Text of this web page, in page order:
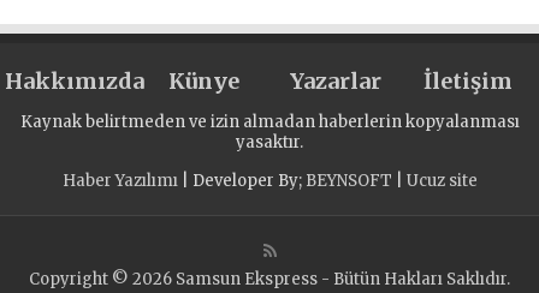
Hakkımızda Künye Yazarlar İletişim
Kaynak belirtmeden ve izin almadan haberlerin kopyalanması
yasaktır.
Haber Yazılımı| Developer By; BEYNSOFT Ucuz site
Copyright © 2026 Samsun Ekspress - Bütün Hakları Saklıdır.